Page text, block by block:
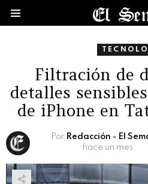
Filtración de
detalles
de iPhone en
Por Redacción - El
hace un mes